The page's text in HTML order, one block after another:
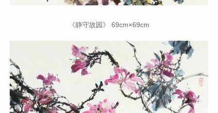
《静守故园》 69cm×69cm